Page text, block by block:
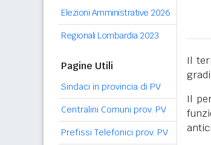
Elezioni Amministrative 2026
Regionali Lombardia 2023
Pagine Utili
Sindaci in provincia di PV
Centralini Comuni prov. PV
Prefissi Telefonici prov. PV
Il
Il